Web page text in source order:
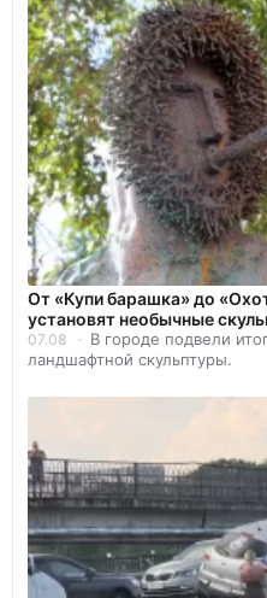
От «Купи барашка» до
установят необычные
07.08
В городе подвели
ландшафтной скульптуры.